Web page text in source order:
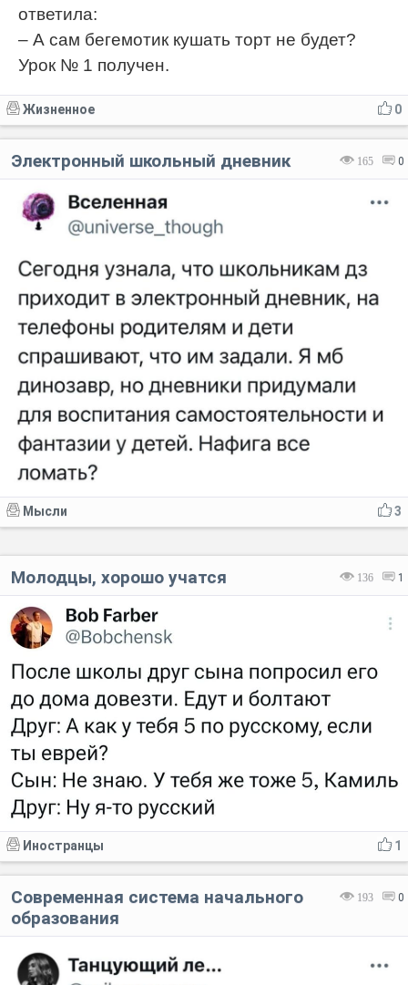
ответила:
– А сам бегемотик кушать торт не будет?
Урок № 1 получен.
0
Жизненное
165 0
Электронный школьный дневник
3
Мысли
136 1
Молодцы, хорошо учатся
1
Иностранцы
193 0
Современная система начального
образования